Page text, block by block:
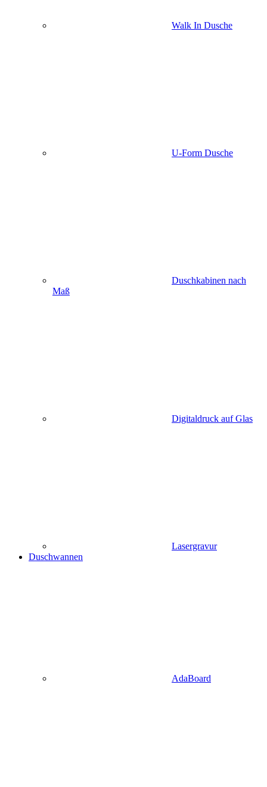
Walk In Dusche
U-Form Dusche
Duschkabinen nach
Maß
Digitaldruck auf Glas
Lasergravur
Duschwannen
AdaBoard